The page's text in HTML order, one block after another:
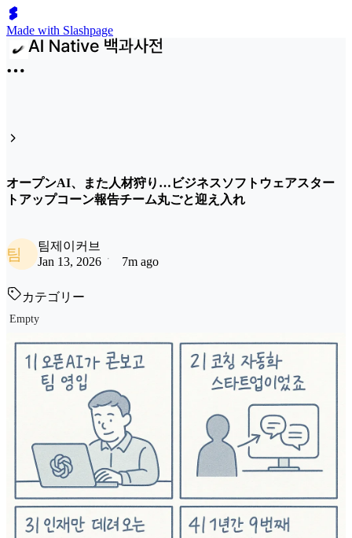
Made with Slashpage
オープンAI、また人材狩り…ビジネスソフトウェアスター
トアップコーン報告チーム丸ごと迎え入れ
팀
팀제이커브
Jan 13, 2026
7m ago
カテゴリー
Empty